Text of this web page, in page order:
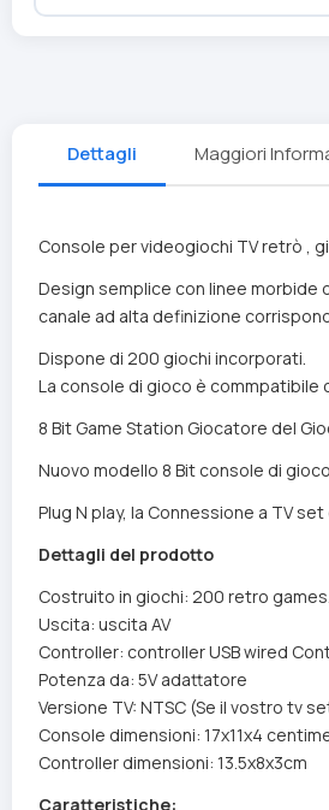
Dettagli Maggiori
Console per videogiochi TV retrò ,
Design semplice con linee morbide
canale ad alta definizione
Dispone di 200 giochi incorporati.
La console di gioco è commpatibile
8 Bit Game Station Giocatore del
Nuovo modello 8 Bit console di
Plug N play, la Connessione a TV set
Dettagli del prodotto
Costruito in giochi: 200 retro games.
Uscita: uscita AV
Controller: controller USB wired
Potenza da: 5V adattatore
Versione TV: NTSC (Se il vostro tv
Console dimensioni: 17x11x4
Controller dimensioni: 13.5x8x3cm
Caratteristiche: